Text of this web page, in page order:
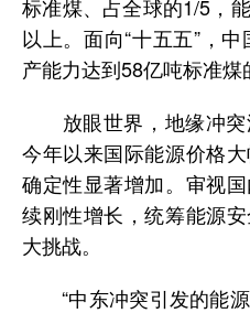
标准煤、占全球的1/5，
以上。面向“十五五”，
产能力达到58亿吨标准煤
放眼世界，地缘冲突
今年以来国际能源价格
确定性显著增加。审视
续刚性增长，统筹能源
大挑战。
“中东冲突引发的能源